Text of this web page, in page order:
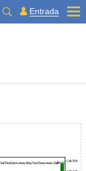
Entrada